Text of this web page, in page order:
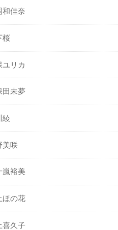
和佳奈
桜
ユリカ
田未夢
綾
美咲
嵐裕美
ほの花
喜久子